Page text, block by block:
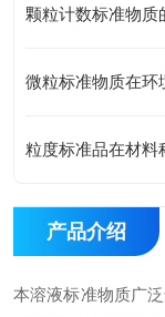
颗粒计数标准物质
微粒标准物质在环
粒度标准品在材料
产品介绍
本溶液标准物质广